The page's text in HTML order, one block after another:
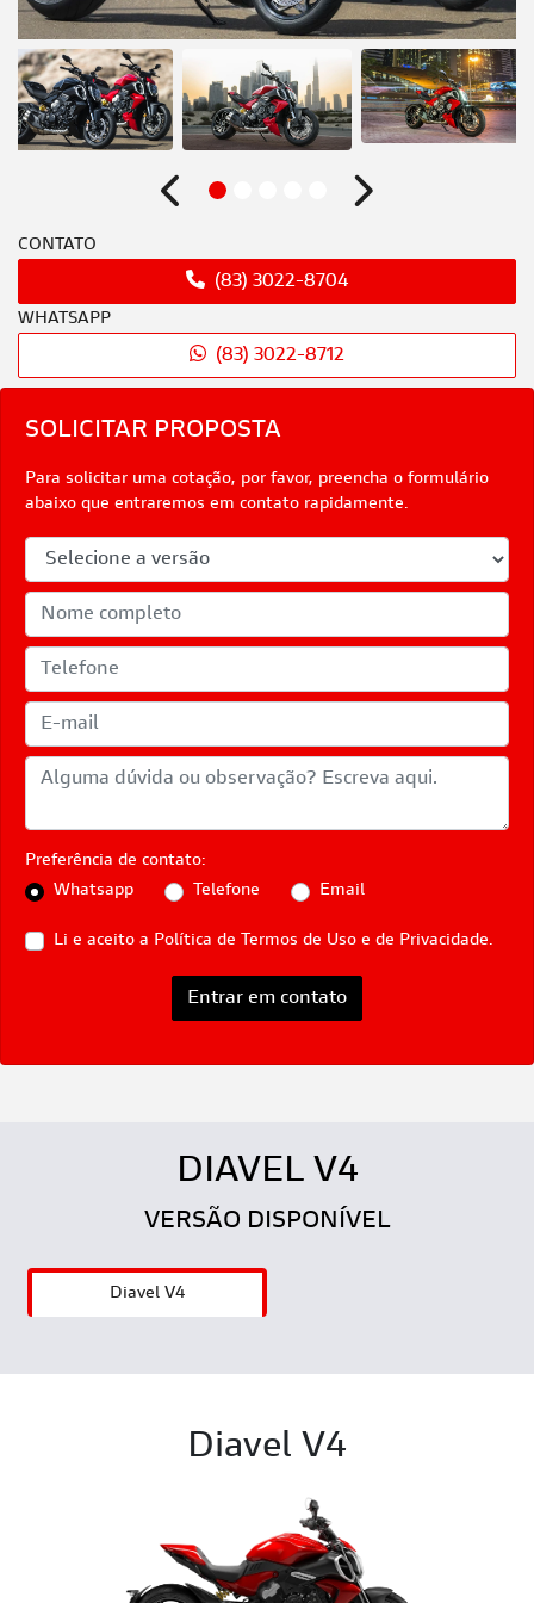
SOLICITAR PROPOSTA
Para solicitar uma cotação, por favor, preencha o formulário
abaixo que entraremos em contato rapidamente.
Preferência de contato:
Whatsapp
Telefone Email
Li e aceito a Política de Termos de Uso e de Privacidade.
Entrar em contato
Anterior Próximo
CONTATO
(83) 3022-8704
WHATSAPP
(83) 3022-8712
DIAVEL V4
VERSÃO DISPONÍVEL
Diavel V4
Diavel V4